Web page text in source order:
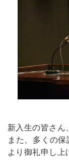
新入生の皆さん
また、多くの
より御礼申し上